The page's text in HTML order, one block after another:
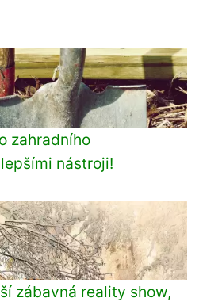
zahradního
nástroji!
zábavná reality show,